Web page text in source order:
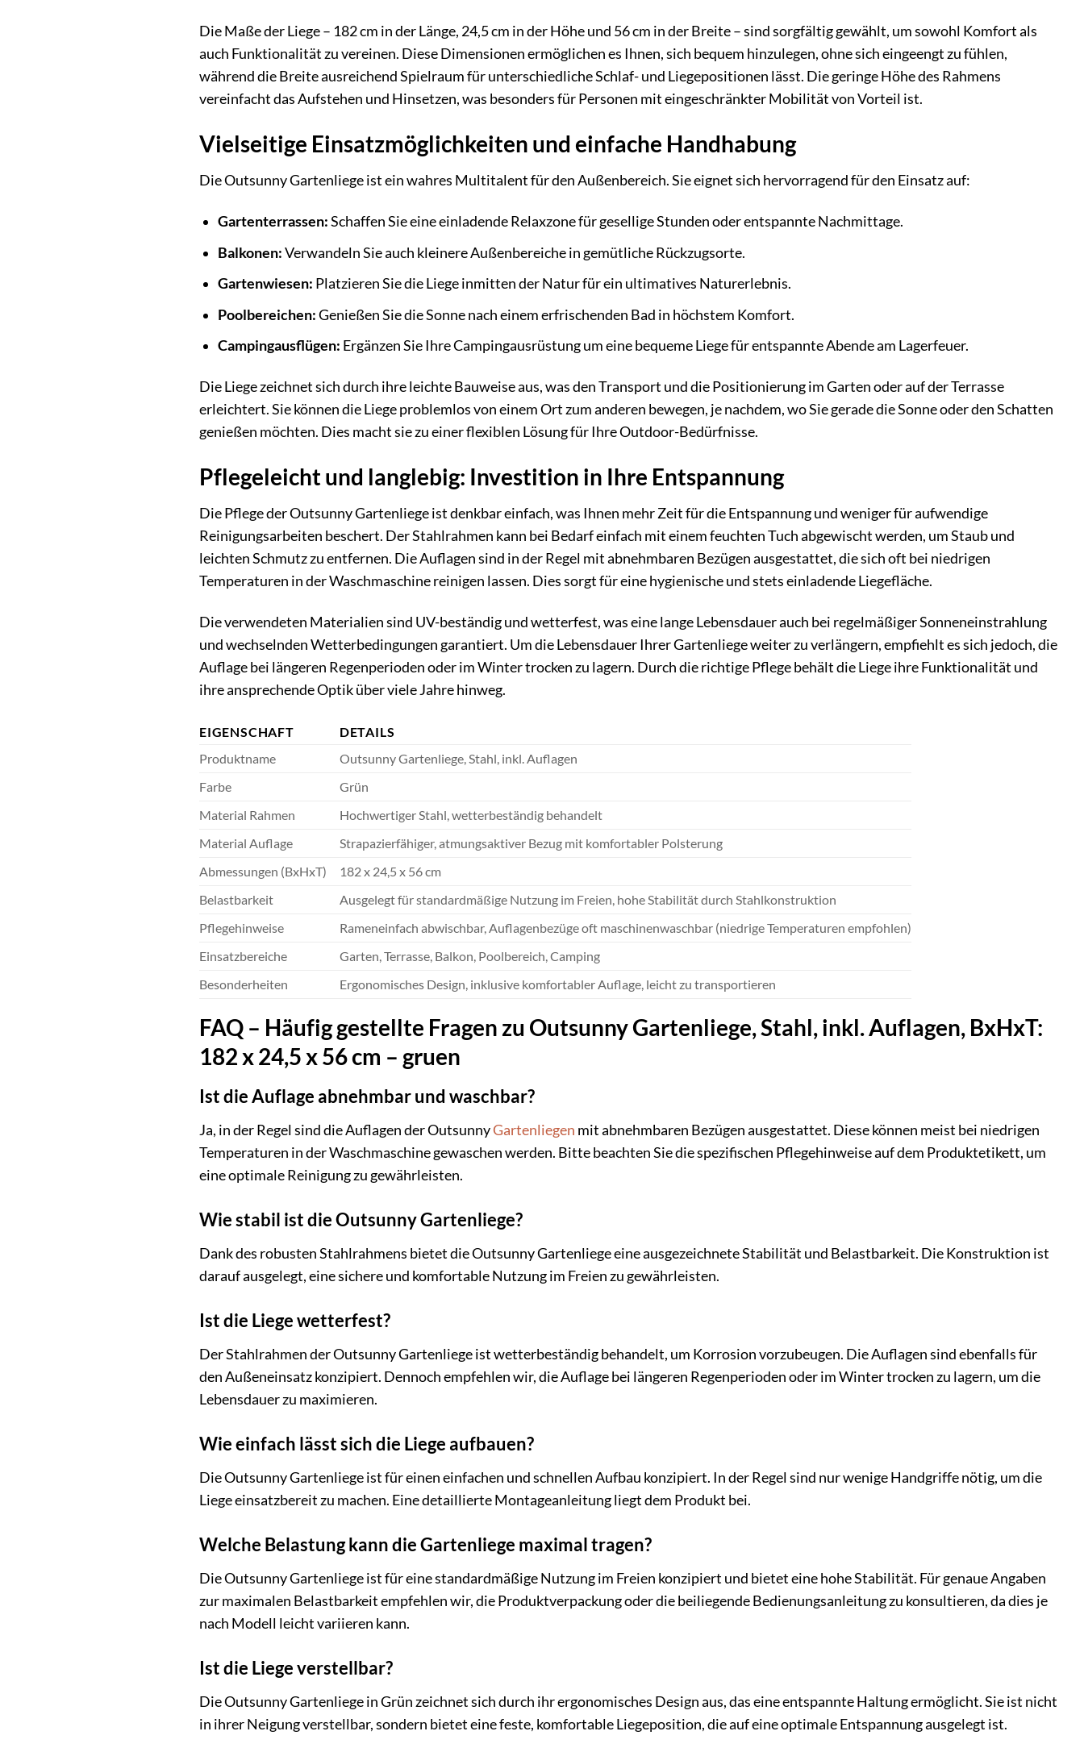
Die Maße der Liege – 182 cm in der Länge, 24,5 cm in der Höhe und 56 cm in der Breite – sind sorgfältig gewählt, um sowohl Komfort als
auch Funktionalität zu vereinen. Diese Dimensionen ermöglichen es Ihnen, sich bequem hinzulegen, ohne sich eingeengt zu fühlen,
während die Breite ausreichend Spielraum für unterschiedliche Schlaf- und Liegepositionen lässt. Die geringe Höhe des Rahmens
vereinfacht das Aufstehen und Hinsetzen, was besonders für Personen mit eingeschränkter Mobilität von Vorteil ist.
Vielseitige Einsatzmöglichkeiten und einfache Handhabung
Die Outsunny Gartenliege ist ein wahres Multitalent für den Außenbereich. Sie eignet sich hervorragend für den Einsatz auf:
Gartenterrassen:Schaffen Sie eine einladende Relaxzone für gesellige Stunden oder entspannte Nachmittage.
Balkonen:Verwandeln Sie auch kleinere Außenbereiche in gemütliche Rückzugsorte.
Gartenwiesen: Platzieren Sie die Liege inmitten der Natur für ein ultimatives Naturerlebnis.
Poolbereichen:Genießen Sie die Sonne nach einem erfrischenden Bad in höchstem Komfort.
Campingausflügen: Ergänzen Sie Ihre Campingausrüstung um eine bequeme Liege für entspannte Abende am Lagerfeuer.
Die Liege zeichnet sich durch ihre leichte Bauweise aus, was den Transport und die Positionierung im Garten oder auf der Terrasse
erleichtert. Sie können die Liege problemlos von einem Ort zum anderen bewegen, je nachdem, wo Sie gerade die Sonne oder den Schatten
genießen möchten. Dies macht sie zu einer flexiblen Lösung für Ihre Outdoor-Bedürfnisse.
Pflegeleicht und langlebig: Investition in Ihre Entspannung
Die Pflege der Outsunny Gartenliege ist denkbar einfach, was Ihnen mehr Zeit für die Entspannung und weniger für aufwendige
Reinigungsarbeiten beschert. Der Stahlrahmen kann bei Bedarf einfach mit einem feuchten Tuch abgewischt werden, um Staub und
leichten Schmutz zu entfernen. Die Auflagen sind in der Regel mit abnehmbaren Bezügen ausgestattet, die sich oft bei niedrigen
Temperaturen in der Waschmaschine reinigen lassen. Dies sorgt für eine hygienische und stets einladende Liegefläche.
Die verwendeten Materialien sind UV-beständig und wetterfest, was eine lange Lebensdauer auch bei regelmäßiger Sonneneinstrahlung
und wechselnden Wetterbedingungen garantiert. Um die Lebensdauer Ihrer Gartenliege weiter zu verlängern, empfiehlt es sich jedoch, die
Auflage bei längeren Regenperioden oder im Winter trocken zu lagern. Durch die richtige Pflege behält die Liege ihre Funktionalität und
ihre ansprechende Optik über viele Jahre hinweg.
EIGENSCHAFT
DETAILS
Produktname
Outsunny Gartenliege, Stahl, inkl. Auflagen
Farbe
Grün
Material Rahmen
Hochwertiger Stahl, wetterbeständig behandelt
Material Auflage
Strapazierfähiger, atmungsaktiver Bezug mit komfortabler Polsterung
Abmessungen (BxHxT)
182 x 24,5 x 56 cm
Belastbarkeit
Ausgelegt für standardmäßige Nutzung im Freien, hohe Stabilität durch Stahlkonstruktion
Pflegehinweise
Rameneinfach abwischbar, Auflagenbezüge oft maschinenwaschbar (niedrige Temperaturen empfohlen)
Einsatzbereiche
Garten, Terrasse, Balkon, Poolbereich, Camping
Besonderheiten
Ergonomisches Design, inklusive komfortabler Auflage, leicht zu transportieren
FAQ – Häufig gestellte Fragen zu Outsunny Gartenliege, Stahl, inkl. Auflagen, BxHxT:
182 x 24,5 x 56 cm – gruen
Ist die Auflage abnehmbar und waschbar?
Ja, in der Regel sind die Auflagen der OutsunnyGartenliegen mit abnehmbaren Bezügen ausgestattet. Diese können meist bei niedrigen
Temperaturen in der Waschmaschine gewaschen werden. Bitte beachten Sie die spezifischen Pflegehinweise auf dem Produktetikett, um
eine optimale Reinigung zu gewährleisten.
Wie stabil ist die Outsunny Gartenliege?
Dank des robusten Stahlrahmens bietet die Outsunny Gartenliege eine ausgezeichnete Stabilität und Belastbarkeit. Die Konstruktion ist
darauf ausgelegt, eine sichere und komfortable Nutzung im Freien zu gewährleisten.
Ist die Liege wetterfest?
Der Stahlrahmen der Outsunny Gartenliege ist wetterbeständig behandelt, um Korrosion vorzubeugen. Die Auflagen sind ebenfalls für
den Außeneinsatz konzipiert. Dennoch empfehlen wir, die Auflage bei längeren Regenperioden oder im Winter trocken zu lagern, um die
Lebensdauer zu maximieren.
Wie einfach lässt sich die Liege aufbauen?
Die Outsunny Gartenliege ist für einen einfachen und schnellen Aufbau konzipiert. In der Regel sind nur wenige Handgriffe nötig, um die
Liege einsatzbereit zu machen. Eine detaillierte Montageanleitung liegt dem Produkt bei.
Welche Belastung kann die Gartenliege maximal tragen?
Die Outsunny Gartenliege ist für eine standardmäßige Nutzung im Freien konzipiert und bietet eine hohe Stabilität. Für genaue Angaben
zur maximalen Belastbarkeit empfehlen wir, die Produktverpackung oder die beiliegende Bedienungsanleitung zu konsultieren, da dies je
nach Modell leicht variieren kann.
Ist die Liege verstellbar?
Die Outsunny Gartenliege in Grün zeichnet sich durch ihr ergonomisches Design aus, das eine entspannte Haltung ermöglicht. Sie ist nicht
in ihrer Neigung verstellbar, sondern bietet eine feste, komfortable Liegeposition, die auf eine optimale Entspannung ausgelegt ist.